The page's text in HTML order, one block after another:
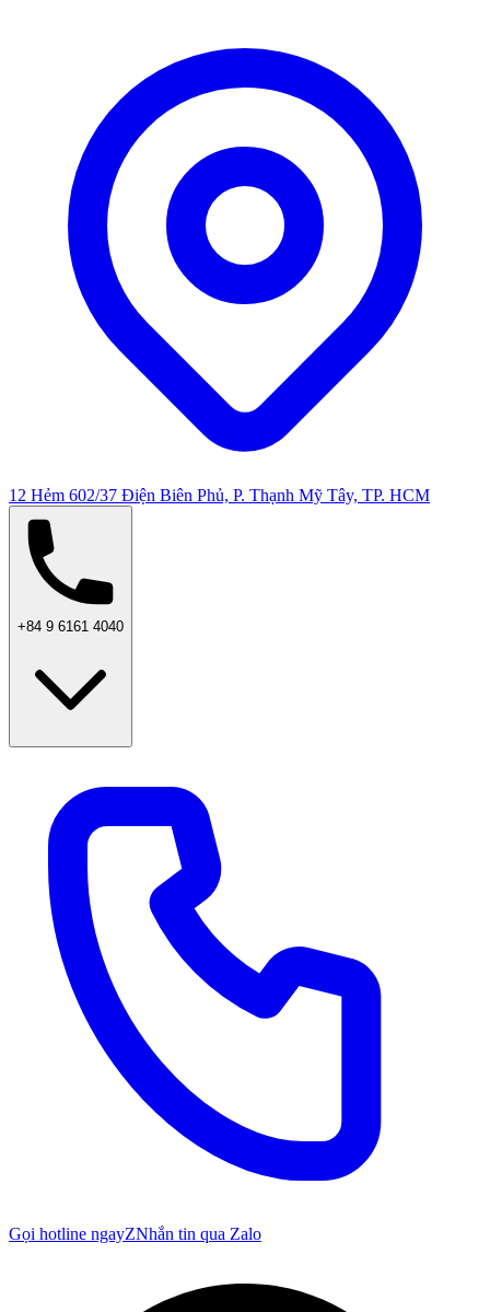
12 Hẻm 602/37 Điện Biên Phủ, P. Thạnh Mỹ Tây, TP. HCM
+84 9 6161 4040
Gọi hotline ngayZNhắn tin qua Zalo